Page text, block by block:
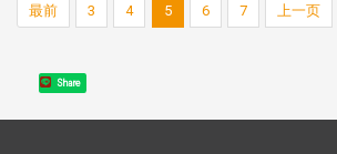
最前 3 4 5 6 7 上一页
Share